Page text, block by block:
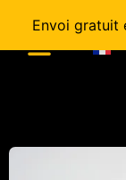
Envoi gratuit